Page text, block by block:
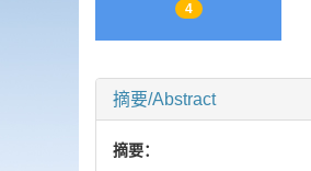
4
摘要/Abstract
摘要：